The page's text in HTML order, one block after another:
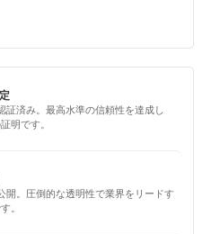
証済み。最高水準の信頼性を達成し
明です。
開。圧倒的な透明性で業界をリードす
。